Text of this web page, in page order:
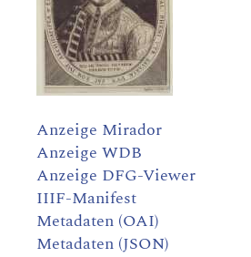
Anzeige Mirador
Anzeige WDB
Anzeige DFG-Viewer
IIIF-Manifest
Metadaten (OAI)
Metadaten (JSON)